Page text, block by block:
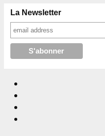
La Newsletter